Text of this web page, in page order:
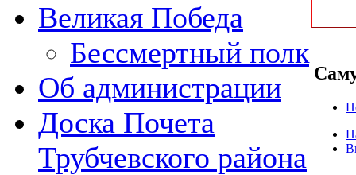
Великая Победа
Бессмертный полк
Об администрации
Доска Почета
Трубчевского района